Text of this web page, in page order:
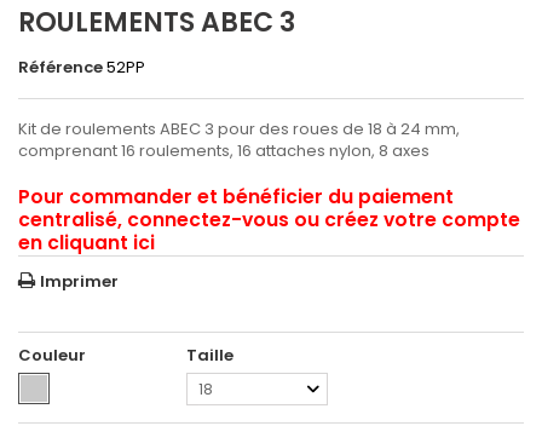
ROULEMENTS ABEC 3
Référence52PP
Kit de roulements ABEC 3 pour des roues de 18 à 24 mm,
comprenant 16 roulements, 16 attaches nylon, 8 axes
Pour commander et bénéficier du paiement
centralisé, connectez-vous ou créez votre compte
en cliquant ici
Imprimer
Couleur Taille
18